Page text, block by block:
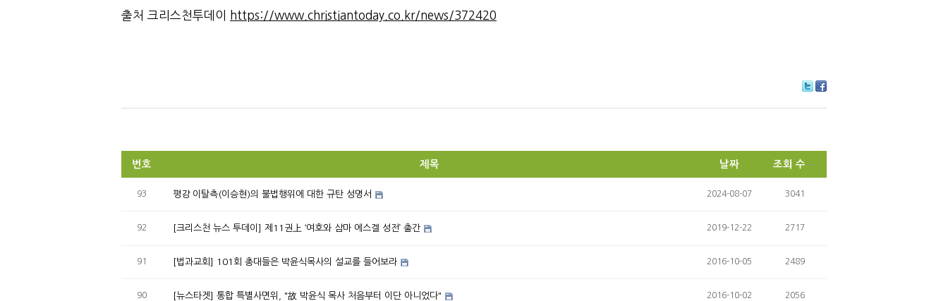
출처 크리스천투데이 https://www.christiantoday.co.kr/news/372420
itte ce
번호 제목 날짜 조회 수
93 평강 이탈측(이승현)의 불법행위에 대한 규탄 성명서 2024-08-07 3041
92 [크리스천 뉴스 투데이] 제11권上 ‘여호와 삼마 에스겔 성전’ 출간 2019-12-22 2717
91 [법과교회] 101회 총대들은 박윤식목사의 설교를 들어보라 2016-10-05 2489
90 [뉴스타겟] 통합 특별사면위, "故 박윤식 목사 처음부터 이단 아니었다" 2016-10-02 2056